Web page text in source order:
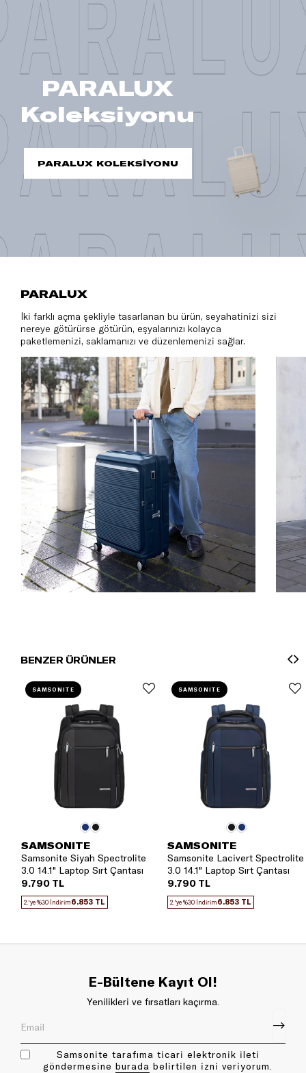
PARALUX
Koleksiyonu
PARALUX KOLEKSİYONU
PARALUX
İki farklı açma şekliyle tasarlanan bu ürün, seyahatinizi sizi
nereye götürürse götürün, eşyalarınızı kolayca
paketlemenizi, saklamanızı ve düzenlemenizi sağlar.
BENZER ÜRÜNLER
SAMSONITE
Samsonite Siyah Spectrolite
3.0 14.1" Laptop Sırt Çantası
9.790 TL
2.'ye %30 İndirim6.853 TL
SAMSONITE
SAMSONITE
Samsonite Lacivert Spectrolite
3.0 14.1" Laptop Sırt Çantası
9.790 TL
2.'ye %30 İndirim6.853 TL
SAMSONITE
E-Bültene Kayıt Ol!
Yenilikleri ve fırsatları kaçırma.
Samsonite tarafıma ticari elektronik ileti
göndermesine bu rada belirtilen izni veriyorum.